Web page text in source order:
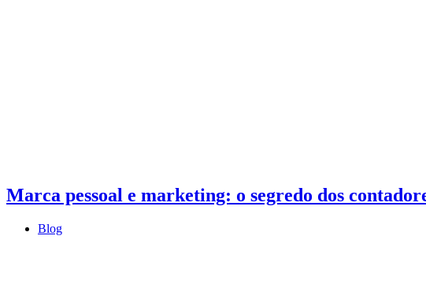
Marca pessoal e marketing: o segredo dos
Blog